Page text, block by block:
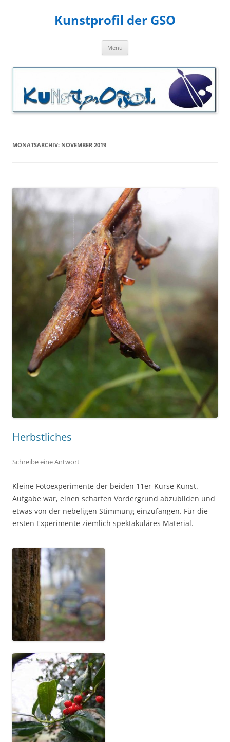
Kunstprofil der GSO
Menü
MONATSARCHIV: NOVEMBER 2019
Herbstliches
Schreibe eine Antwort
Kleine Fotoexperimente der beiden 11er-Kurse Kunst.
Aufgabe war, einen scharfen Vordergrund abzubilden und
etwas von der nebeligen Stimmung einzufangen. Für die
ersten Experimente ziemlich spektakuläres Material.